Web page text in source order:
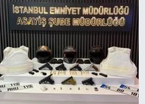
HALK54 PANORAMA